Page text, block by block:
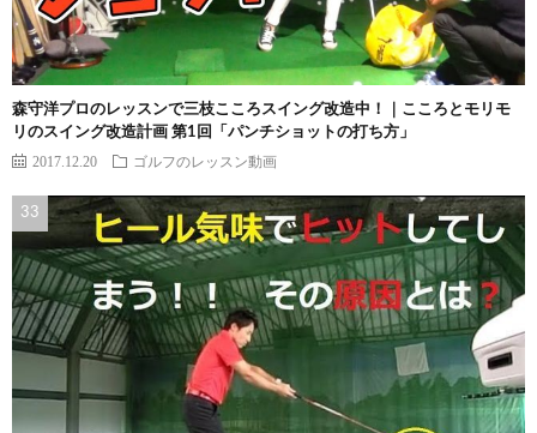
森守洋プロのレッスンで三枝こころスイング改造中！｜こころとモリモ
リのスイング改造計画 第1回「パンチショットの打ち方」
2017.12.20 ゴルフのレッスン動画